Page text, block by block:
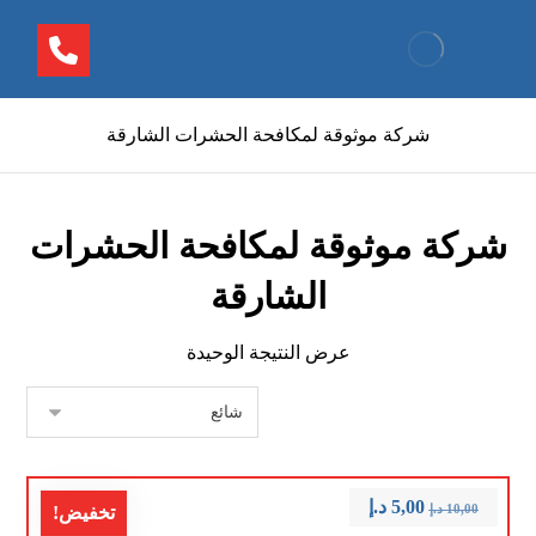
شركة موثوقة لمكافحة الحشرات الشارقة
شركة موثوقة لمكافحة الحشرات
الشارقة
عرض النتيجة الوحيدة
تخفيض! 10,00 د.إ 5,00 د.إ